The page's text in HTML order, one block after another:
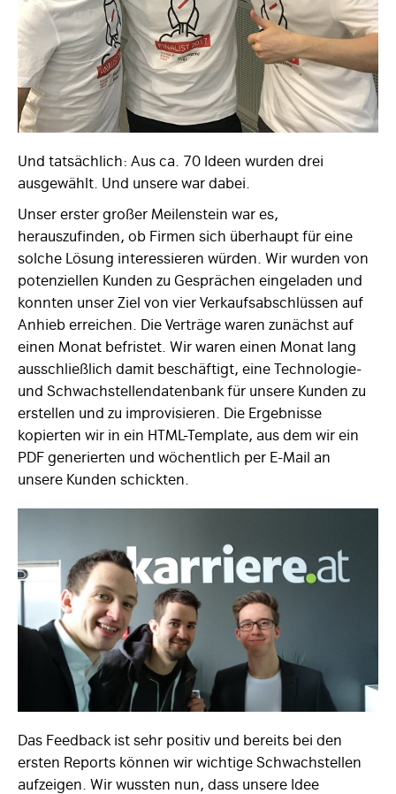
Und tatsächlich: Aus ca. 70 Ideen wurden drei
ausgewählt. Und unsere war dabei.
Unser erster großer Meilenstein war es,
herauszufinden, ob Firmen sich überhaupt für eine
solche Lösung interessieren würden. Wir wurden von
potenziellen Kunden zu Gesprächen eingeladen und
konnten unser Ziel von vier Verkaufsabschlüssen auf
Anhieb erreichen. Die Verträge waren zunächst auf
einen Monat befristet. Wir waren einen Monat lang
ausschließlich damit beschäftigt, eine Technologie-
und Schwachstellendatenbank für unsere Kunden zu
erstellen und zu improvisieren. Die Ergebnisse
kopierten wir in ein HTML-Template, aus dem wir ein
PDF generierten und wöchentlich per E-Mail an
unsere Kunden schickten.
Das Feedback ist sehr positiv und bereits bei den
ersten Reports können wir wichtige Schwachstellen
aufzeigen. Wir wussten nun, dass unsere Idee